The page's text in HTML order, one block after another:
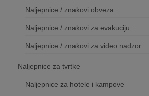
Naljepnice / znakovi obveza
Naljepnice / znakovi za evakuciju
Naljepnice / znakovi za video nadzor
Naljepnice za tvrtke
Naljepnice za hotele i kampove